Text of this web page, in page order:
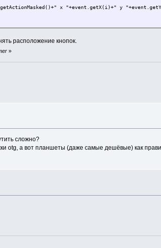
x "+event.getX(i)+" y
расположение кнопок.
»
сложно?
otg, а вот планшеты (даже самые дешёвые) как